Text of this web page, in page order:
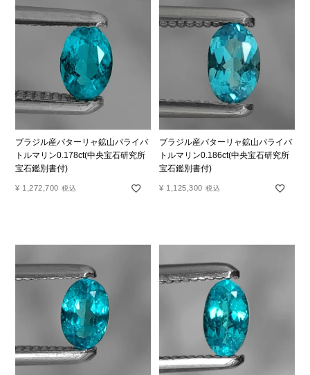
ブラジル産バターリャ鉱山パライバ
トルマリン0.178ct(中央宝石研究所
宝石鑑別書付)
¥ 1,272,700 税込
ブラジル産バターリャ鉱山パライバ
トルマリン0.186ct(中央宝石研究所
宝石鑑別書付)
¥ 1,125,300 税込